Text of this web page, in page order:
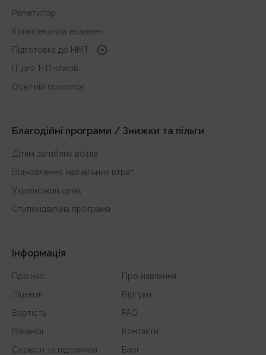
Репетитор
Комплексний екзамен
Підготовка до HMT
з української мови
з історії України
IT для 1-11 класів
Освітній психолог
Благодійні програми / Знижки та пільги
Дітям загиблих воїнів
Відновлення навчальних втрат
Український шлях
Стипендіальна програма
Інформація
Про нас
Про навчання
Ліцензії
Відгуки
Вартість
FAQ
Вакансії
Контакти
Сервіси та підтримка
Блог